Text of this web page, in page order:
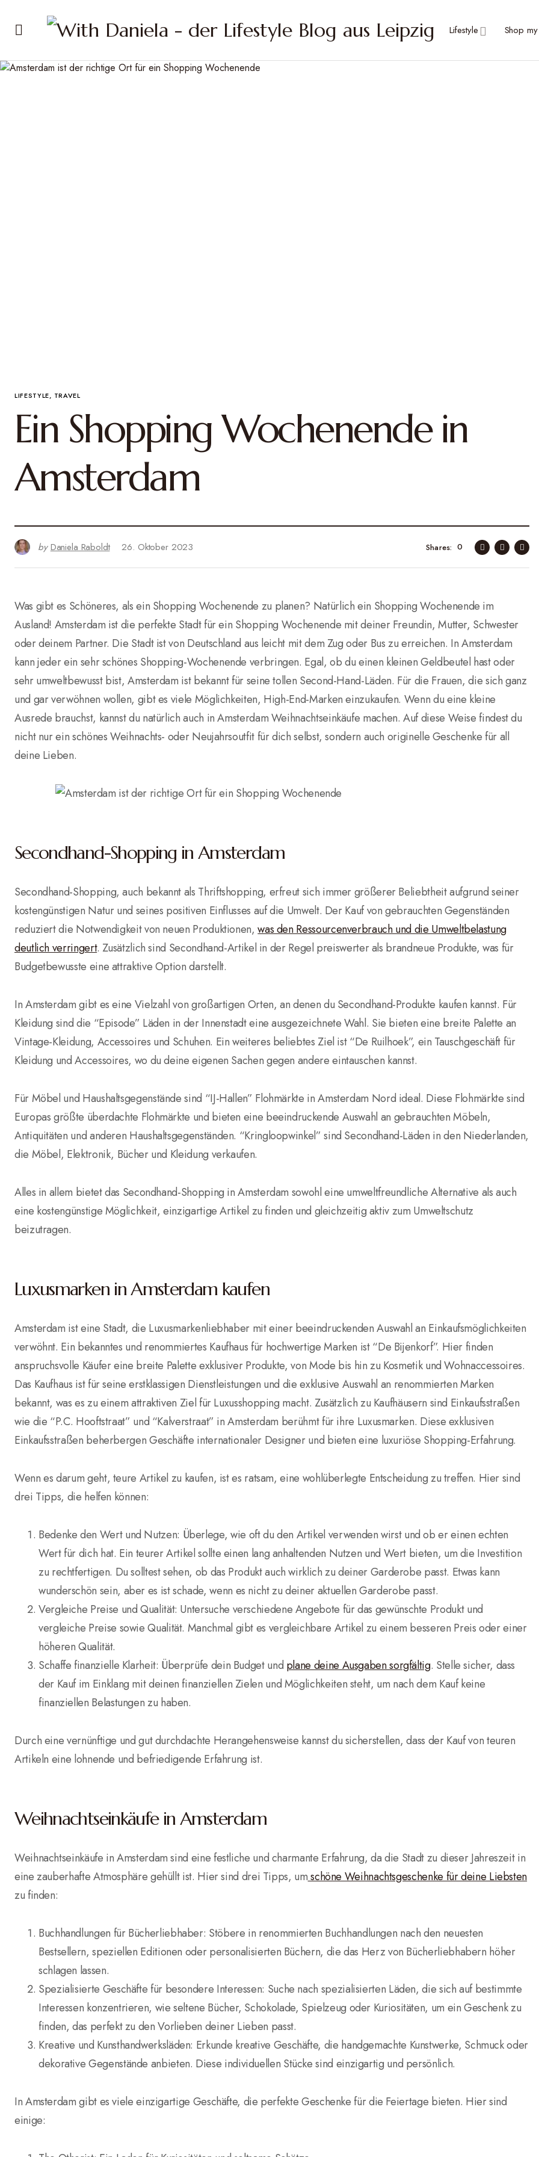
Lifestyle Shop
LIFESTYLE TRAVEL
Ein Shopping Wochenende in
Amsterdam
by Daniela Raboldt 26. Oktober 2023 0
Shares
Was gibt es Schöneres, als ein Shopping Wochenende zu planen? Natürlich ein Shopping Wochenende im
Ausland! Amsterdam ist die perfekte Stadt für ein Shopping Wochenende mit deiner Freundin, Mutter, Schwester
oder deinem Partner. Die Stadt ist von Deutschland aus leicht mit dem Zug oder Bus zu erreichen. In Amsterdam
kann jeder ein sehr schönes Shopping-Wochenende verbringen. Egal, ob du einen kleinen Geldbeutel hast oder
sehr umweltbewusst bist, Amsterdam ist bekannt für seine tollen Second-Hand-Läden. Für die Frauen, die sich ganz
und gar verwöhnen wollen, gibt es viele Möglichkeiten, High-End-Marken einzukaufen. Wenn du eine kleine
Ausrede brauchst, kannst du natürlich auch in Amsterdam Weihnachtseinkäufe machen. Auf diese Weise findest du
nicht nur ein schönes Weihnachts- oder Neujahrsoutfit für dich selbst, sondern auch originelle Geschenke für all
deine Lieben.
Secondhand-Shopping in Amsterdam
Secondhand-Shopping, auch bekannt als Thriftshopping, erfreut sich immer größerer Beliebtheit aufgrund seiner
kostengünstigen Natur und seines positiven Einflusses auf die Umwelt. Der Kauf von gebrauchten Gegenständen
reduziert die Notwendigkeit von neuen Produktionen,was den Ressourcenverbrauch und die Umweltbelastung
deutlich verringert. Zusätzlich sind Secondhand-Artikel in der Regel preiswerter als brandneue Produkte, was für
Budgetbewusste eine attraktive Option darstellt.
In Amsterdam gibt es eine Vielzahl von großartigen Orten, an denen du Secondhand-Produkte kaufen kannst. Für
Kleidung sind die “Episode” Läden in der Innenstadt eine ausgezeichnete Wahl. Sie bieten eine breite Palette an
Vintage-Kleidung, Accessoires und Schuhen. Ein weiteres beliebtes Ziel ist “De Ruilhoek”, ein Tauschgeschäft für
Kleidung und Accessoires, wo du deine eigenen Sachen gegen andere eintauschen kannst.
Für Möbel und Haushaltsgegenstände sind “IJ-Hallen” Flohmärkte in Amsterdam Nord ideal. Diese Flohmärkte sind
Europas größte überdachte Flohmärkte und bieten eine beeindruckende Auswahl an gebrauchten Möbeln,
Antiquitäten und anderen Haushaltsgegenständen. “Kringloopwinkel” sind Secondhand-Läden in den Niederlanden,
die Möbel, Elektronik, Bücher und Kleidung verkaufen.
Alles in allem bietet das Secondhand-Shopping in Amsterdam sowohl eine umweltfreundliche Alternative als auch
eine kostengünstige Möglichkeit, einzigartige Artikel zu finden und gleichzeitig aktiv zum Umweltschutz
beizutragen.
Luxusmarken in Amsterdam kaufen
Amsterdam ist eine Stadt, die Luxusmarkenliebhaber mit einer beeindruckenden Auswahl an Einkaufsmöglichkeiten
verwöhnt. Ein bekanntes und renommiertes Kaufhaus für hochwertige Marken ist “De Bijenkorf”. Hier finden
anspruchsvolle Käufer eine breite Palette exklusiver Produkte, von Mode bis hin zu Kosmetik und Wohnaccessoires.
Das Kaufhaus ist für seine erstklassigen Dienstleistungen und die exklusive Auswahl an renommierten Marken
bekannt, was es zu einem attraktiven Ziel für Luxusshopping macht. Zusätzlich zu Kaufhäusern sind Einkaufsstraßen
wie die “P.C. Hooftstraat” und “Kalverstraat” in Amsterdam berühmt für ihre Luxusmarken. Diese exklusiven
Einkaufsstraßen beherbergen Geschäfte internationaler Designer und bieten eine luxuriöse Shopping-Erfahrung.
Wenn es darum geht, teure Artikel zu kaufen, ist es ratsam, eine wohlüberlegte Entscheidung zu treffen. Hier sind
drei Tipps, die helfen können:
Bedenke den Wert und Nutzen: Überlege, wie oft du den Artikel verwenden wirst und ob er einen echten
Wert für dich hat. Ein teurer Artikel sollte einen lang anhaltenden Nutzen und Wert bieten, um die Investition
zu rechtfertigen. Du solltest sehen, ob das Produkt auch wirklich zu deiner Garderobe passt. Etwas kann
wunderschön sein, aber es ist schade, wenn es nicht zu deiner aktuellen Garderobe passt.
Vergleiche Preise und Qualität: Untersuche verschiedene Angebote für das gewünschte Produkt und
vergleiche Preise sowie Qualität. Manchmal gibt es vergleichbare Artikel zu einem besseren Preis oder einer
höheren Qualität.
Schaffe finanzielle Klarheit: Überprüfe dein Budget und plane deine Ausgaben sorgfältig. Stelle sicher, dass
der Kauf im Einklang mit deinen finanziellen Zielen und Möglichkeiten steht, um nach dem Kauf keine
finanziellen Belastungen zu haben.
Durch eine vernünftige und gut durchdachte Herangehensweise kannst du sicherstellen, dass der Kauf von teuren
Artikeln eine lohnende und befriedigende Erfahrung ist.
Weihnachtseinkäufe in Amsterdam
Weihnachtseinkäufe in Amsterdam sind eine festliche und charmante Erfahrung, da die Stadt zu dieser Jahreszeit in
eine zauberhafte Atmosphäre gehüllt ist. Hier sind drei Tipps, umschöne Weihnachtsgeschenke für deine Liebsten
zu finden:
Buchhandlungen für Bücherliebhaber: Stöbere in renommierten Buchhandlungen nach den neuesten
Bestsellern, speziellen Editionen oder personalisierten Büchern, die das Herz von Bücherliebhabern höher
schlagen lassen.
Spezialisierte Geschäfte für besondere Interessen: Suche nach spezialisierten Läden, die sich auf bestimmte
Interessen konzentrieren, wie seltene Bücher, Schokolade, Spielzeug oder Kuriositäten, um ein Geschenk zu
finden, das perfekt zu den Vorlieben deiner Lieben passt.
Kreative und Kunsthandwerksläden: Erkunde kreative Geschäfte, die handgemachte Kunstwerke, Schmuck oder
dekorative Gegenstände anbieten. Diese individuellen Stücke sind einzigartig und persönlich.
In Amsterdam gibt es viele einzigartige Geschäfte, die perfekte Geschenke für die Feiertage bieten. Hier sind
einige: